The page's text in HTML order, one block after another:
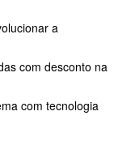
a
com desconto na
com tecnologia